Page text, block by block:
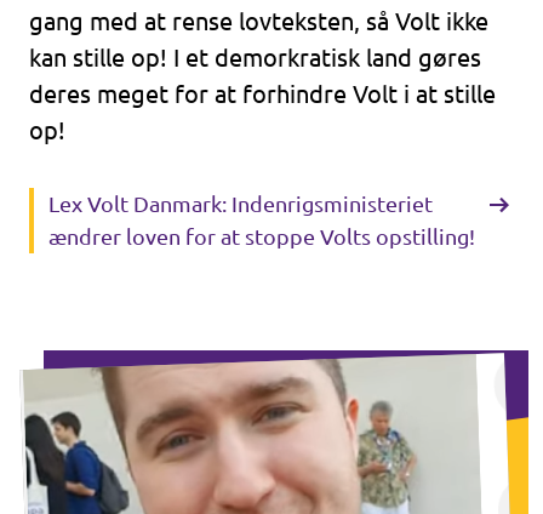
gang med at rense lovteksten, så Volt ikke
kan stille op! I et demorkratisk land gøres
deres meget for at forhindre Volt i at stille
op!
Lex Volt Danmark: Indenrigsministeriet
ændrer loven for at stoppe Volts opstilling!